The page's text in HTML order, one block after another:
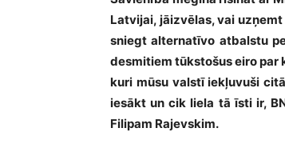
Latvijai, jāizvēlas, vai
sniegt alternatīvo atbalstu
desmitiem tūkstošus eiro par
kuri mūsu valstī iekļuvuši
iesākt un cik liela tā īsti ir,
Filipam Rajevskim.